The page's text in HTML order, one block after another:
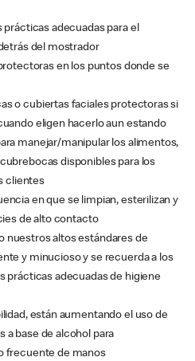
prácticas adecuadas para el
del mostrador
en los puntos donde se
o cubiertas faciales protectoras si
eligen hacerlo aun estando
manejar/manipular los alimentos,
disponibles para los
clientes
en que se limpian, esterilizan y
de alto contacto
nuestros altos estándares de
y minucioso y se recuerda a los
prácticas adecuadas de higiene
están aumentando el uso de
a base de alcohol para
frecuente de manos